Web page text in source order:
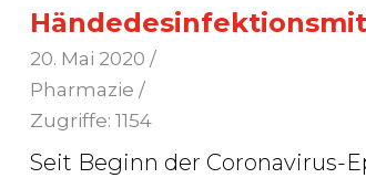
20. Mai 2020 /
Pharmazie /
Zugriffe: 1154
Seit Beginn der Coronavirus-